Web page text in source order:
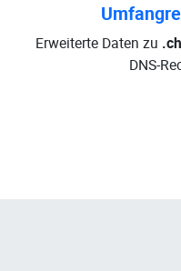
Erweiterte Daten zu
DNS-